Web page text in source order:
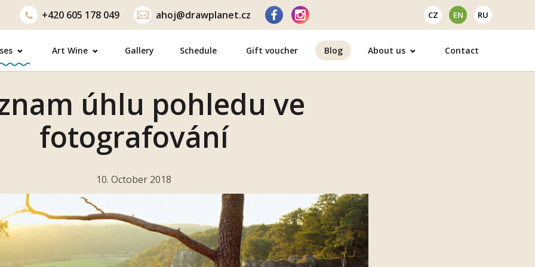
+420 605 178 049 ahoj@drawplanet.cz CZ EN RU
Art Wine Gallery Schedule Gift voucher Blog About us Contact
úhlu pohledu ve
fotografování
10. October 2018